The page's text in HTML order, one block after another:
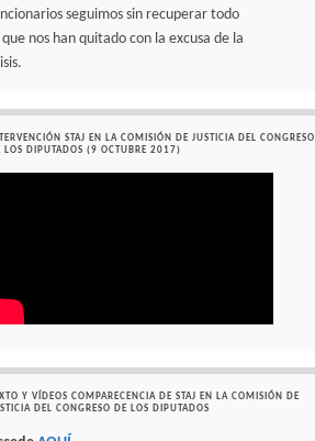
seguimos sin recuperar todo
que nos han quitado con la excusa de la
STAJ EN LA COMISIÓN DE JUSTICIA DEL CONGRESO
LOS DIPUTADOS (9 OCTUBRE 2017)
Y VÍDEOS COMPARECENCIA DE STAJ EN LA COMISIÓN DE
DEL CONGRESO DE LOS DIPUTADOS